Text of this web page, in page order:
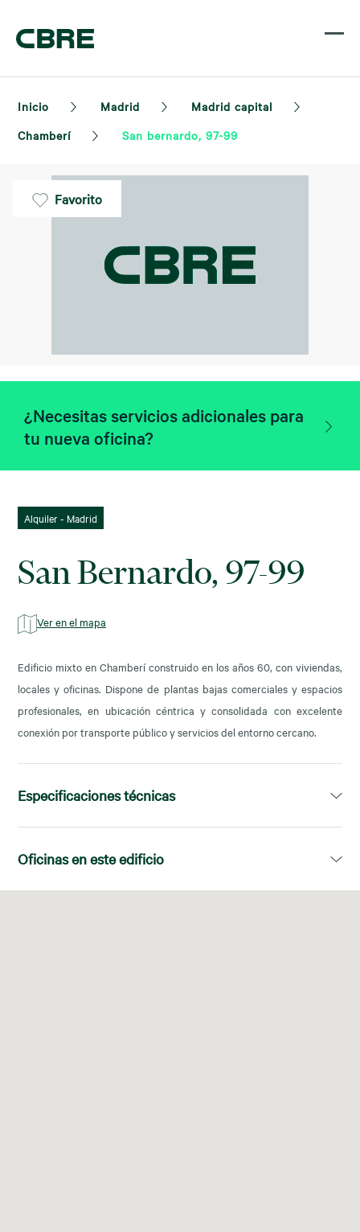
Inicio Madrid
Madrid capital
Chamberí
San bernardo, 97-99
Favorito
¿Necesitas servicios adicionales para
tu nueva oficina?
Alquiler - Madrid
San Bernardo, 97-99
Ver en el mapa
Edificio mixto en Chamberí construido en los años 60, con viviendas,
locales y oficinas. Dispone de plantas bajas comerciales y espacios
profesionales, en ubicación céntrica y consolidada con excelente
conexión por transporte público y servicios del entorno cercano.
Especificaciones técnicas
Oficinas en este edificio